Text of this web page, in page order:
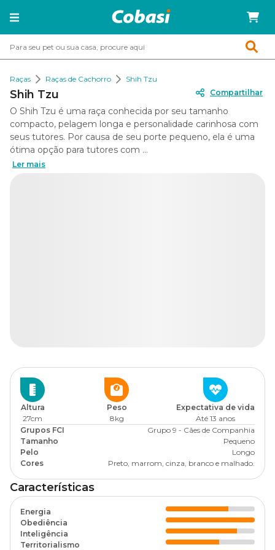
Raças Raças de Cachorro Shih Tzu
Shih Tzu
O Shih Tzu é uma raça conhecida por seu tamanho
compacto, pelagem longa e personalidade carinhosa com
seus tutores. Por causa de seu porte pequeno, ela é uma
ótima opção para tutores com ...
Ler mais
Compartilhar
Altura
27cm
Peso
8kg
Expectativa de vida
Até 13 anos
Grupos FCI
Grupo 9 - Cães de Companhia
Tamanho
Pequeno
Pelo
Longo
Cores
Preto, marrom, cinza, branco e malhado.
Características
Energia
Obediência
Inteligência
Territorialismo